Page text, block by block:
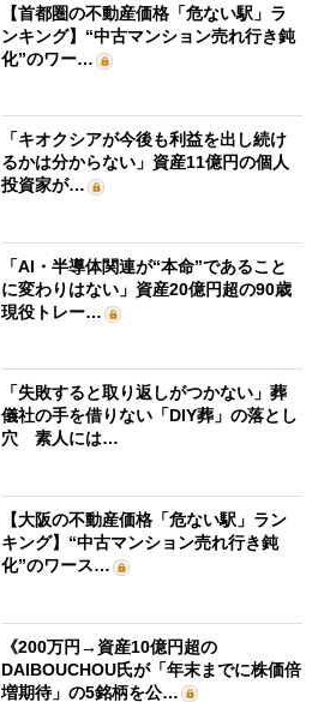
【首都圏の不動産価格「危ない駅」ラ
ンキング】“中古マンション売れ行き鈍
化”のワー…
「キオクシアが今後も利益を出し続け
るかは分からない」資産11億円の個人
投資家が…
「AI・半導体関連が“本命”であること
に変わりはない」資産20億円超の90歳
現役トレー…
「失敗すると取り返しがつかない」葬
儀社の手を借りない「DIY葬」の落とし
穴 素人には…
【大阪の不動産価格「危ない駅」ラン
キング】“中古マンション売れ行き鈍
化”のワース…
《200万円→資産10億円超の
DAIBOUCHOU氏が「年末までに株価倍
増期待」の5銘柄を公…